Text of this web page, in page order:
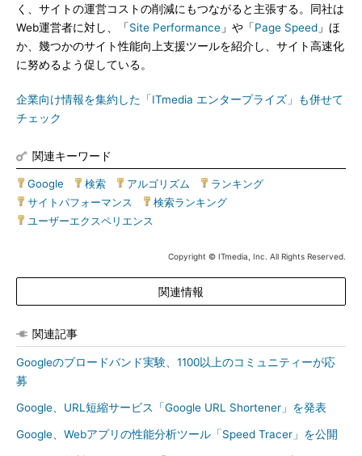
く、サイトの運営コストの削減にもつながると主張する。同社は
Web運営者に対し、「Site Performance 」や「Page Speed 」ほ
か、幾つかのサイト性能向上支援ツールを紹介し、サイト高速化
に努めるよう促している。
企業向け情報を集約した「ITmedia エンタープライズ」も併せて
チェック
関連キーワード
Google 検索 アルゴリズム ランキング
サイトパフォーマンス
検索ランキング
ユーザーエクスペリエンス
Copyright © ITmedia, Inc. All Rights Reserved.
関連情報
関連記事
Googleのブロードバンド実験、1100以上のコミュニティーが応
募
Google、URL短縮サービス「Google URL Shortener」を発表
Google、Webアプリの性能分析ツール「Speed Tracer」を公開